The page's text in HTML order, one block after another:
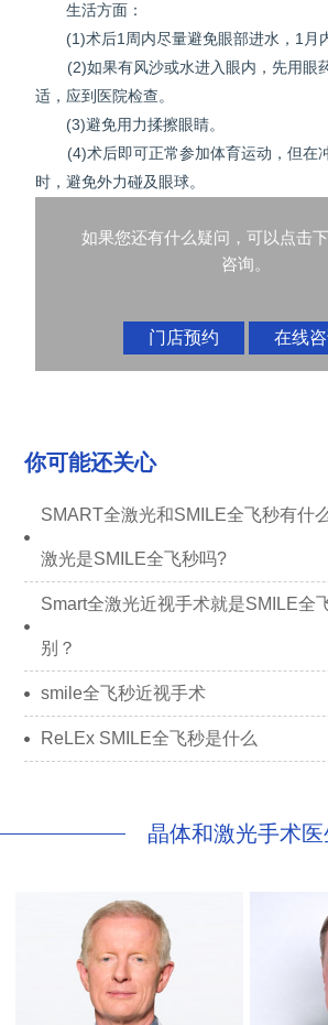
生活方面：
(1)术后1周内尽量避免眼部进水，1月内
(2)如果有风沙或水进入眼内，先用眼
适，应到医院检查。
(3)避免用力揉擦眼睛。
(4)术后即可正常参加体育运动，但在
时，避免外力碰及眼球。
如果您还有什么疑问，可以点击
咨询。
门店预约 在线
你可能还关心
SMART全激光和SMILE全飞秒有什
激光是SMILE全飞秒吗?
Smart全激光近视手术就是SMILE全
别？
smile全飞秒近视手术
ReLEx SMILE全飞秒是什么
晶体和激光手术医